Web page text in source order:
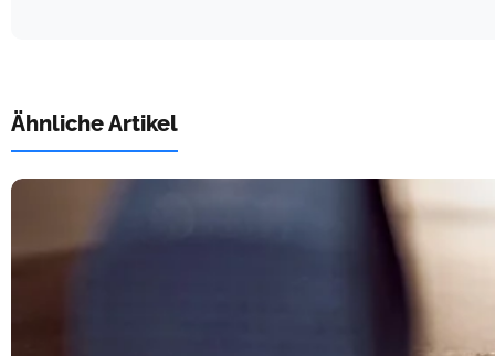
Ähnliche Artikel